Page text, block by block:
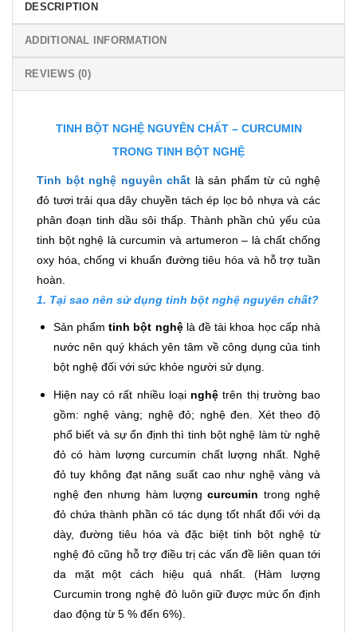
DESCRIPTION
ADDITIONAL INFORMATION
REVIEWS (0)
TINH BỘT NGHỆ NGUYÊN CHẤT – CURCUMIN
TRONG TINH BỘT NGHỆ
Tinh bột nghệ nguyên chất là sản phẩm từ củ nghệ
đỏ tươi trải qua dây chuyền tách ép lọc bỏ nhựa và các
phân đoạn tinh dầu sôi thấp. Thành phần chủ yếu của
tinh bột nghệ là curcumin và artumeron – là chất chống
oxy hóa, chống vi khuẩn đường tiêu hóa và hỗ trợ tuần
hoàn.
1. Tại sao nên sử dụng tinh bột nghệ nguyên chất?
Sản phẩmtinh bột nghệlà đề tài khoa học cấp nhà
nước nên quý khách yên tâm về công dụng của tinh
bột nghệ đối với sức khỏe người sử dụng.
Hiện nay có rất nhiều loại nghệ trên thị trường bao
gồm: nghệ vàng; nghệ đỏ; nghệ đen. Xét theo độ
phổ biết và sự ổn định thì tinh bột nghệ làm từ nghệ
đỏ có hàm lượng curcumin chất lượng nhất. Nghệ
đỏ tuy không đạt năng suất cao như nghệ vàng và
nghệ đen nhưng hàm lượngcurcumin trong nghệ
đỏ chứa thành phần có tác dụng tốt nhất đối với dạ
dày, đường tiêu hóa và đặc biệt tinh bột nghệ từ
nghệ đỏ cũng hỗ trợ điều trị các vấn đề liên quan tới
da mặt một cách hiệu quả nhất. (Hàm lượng
Curcumin trong nghệ đỏ luôn giữ được mức ổn định
dao động từ 5 % đến 6%).